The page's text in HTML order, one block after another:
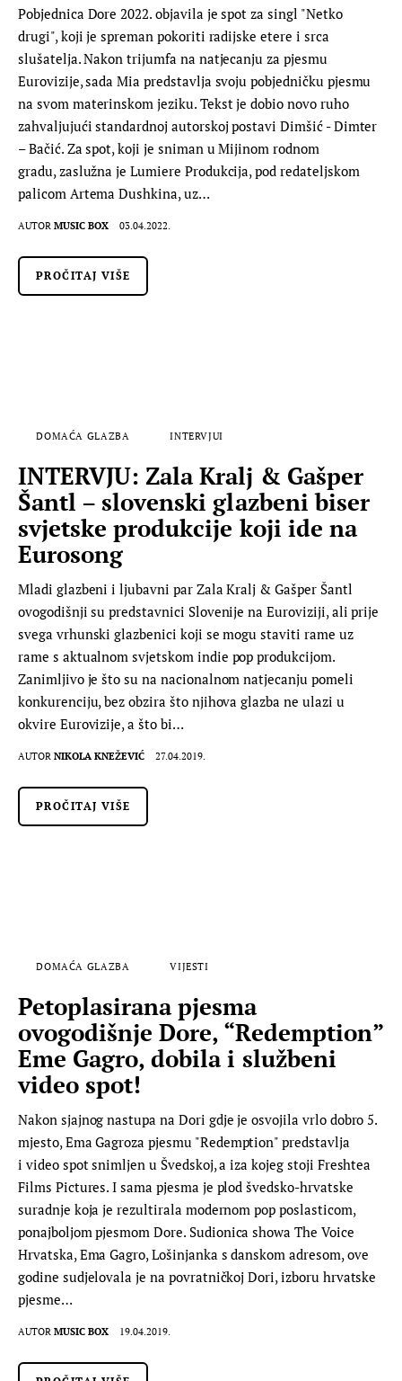
Pobjednica Dore 2022. objavila je spot za singl "Netko
drugi", koji je spreman pokoriti radijske etere i srca
slušatelja. Nakon trijumfa na natjecanju za pjesmu
Eurovizije, sada Mia predstavlja svoju pobjedničku pjesmu
na svom materinskom jeziku. Tekst je dobio novo ruho
zahvaljujući standardnoj autorskoj postavi Dimšić - Dimter
– Bačić. Za spot, koji je sniman u Mijinom rodnom
gradu, zaslužna je Lumiere Produkcija, pod redateljskom
palicom Artema Dushkina, uz…
AUTOR MUSIC BOX 03.04.2022.
PROČITAJ VIŠE
DOMAĆA GLAZBA INTERVJUI
INTERVJU: Zala Kralj & Gašper
Šantl – slovenski glazbeni biser
svjetske produkcije koji ide na
Eurosong
Mladi glazbeni i ljubavni par Zala Kralj & Gašper Šantl
ovogodišnji su predstavnici Slovenije na Euroviziji, ali prije
svega vrhunski glazbenici koji se mogu staviti rame uz
rame s aktualnom svjetskom indie pop produkcijom.
Zanimljivo je što su na nacionalnom natjecanju pomeli
konkurenciju, bez obzira što njihova glazba ne ulazi u
okvire Eurovizije, a što bi…
AUTOR NIKOLA KNEŽEVIĆ 27.04.2019.
PROČITAJ VIŠE
DOMAĆA GLAZBA VIJESTI
Petoplasirana pjesma
ovogodišnje Dore, “Redemption”
Eme Gagro, dobila i službeni
video spot!
Nakon sjajnog nastupa na Dori gdje je osvojila vrlo dobro 5.
mjesto, Ema Gagroza pjesmu "Redemption" predstavlja
i video spot snimljen u Švedskoj, a iza kojeg stoji Freshtea
Films Pictures. I sama pjesma je plod švedsko-hrvatske
suradnje koja je rezultirala modernom pop poslasticom,
ponajboljom pjesmom Dore. Sudionica showa The Voice
Hrvatska, Ema Gagro, Lošinjanka s danskom adresom, ove
godine sudjelovala je na povratničkoj Dori, izboru hrvatske
pjesme…
AUTOR MUSIC BOX 19.04.2019.